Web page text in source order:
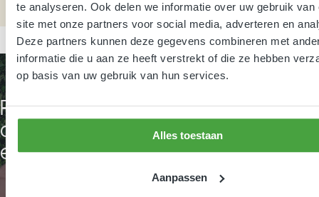
te analyseren. Ook delen we informatie over uw gebruik van
site met onze partners voor social media, adverteren en
Deze partners kunnen deze gegevens combineren met
informatie die u aan ze heeft verstrekt of die ze hebben
op basis van uw gebruik van hun services.
Alles toestaan
Aanpassen
Roomplus brengt design,
comfort en degelijkheid samen in
één slimme sanitairmodule.